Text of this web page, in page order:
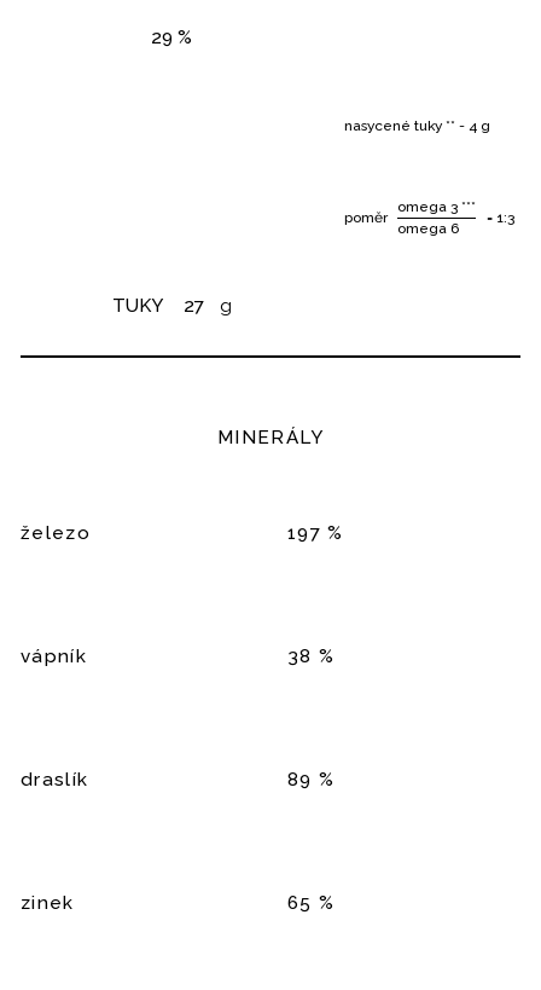
29 %
TUKY 27 g
nasycené tuky ** - 4 g
poměr
omega 3 ***
omega 6
= 1:3
MINERÁLY
železo 197 %
vápník 38 %
draslík 89 %
zinek 65 %